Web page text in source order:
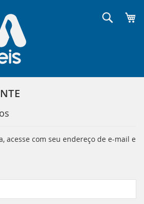
acesse com seu endereço de e-mail e